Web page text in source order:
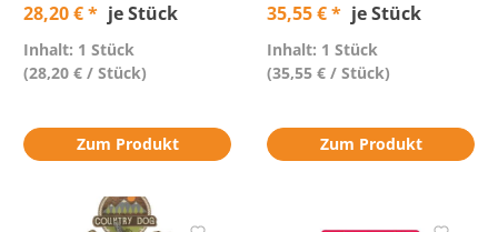
28,20 € * je Stück
Inhalt: 1 Stück
(28,20 € / Stück)
Zum Produkt
35,55 € * je Stück
Inhalt: 1 Stück
(35,55 € / Stück)
Zum Produkt